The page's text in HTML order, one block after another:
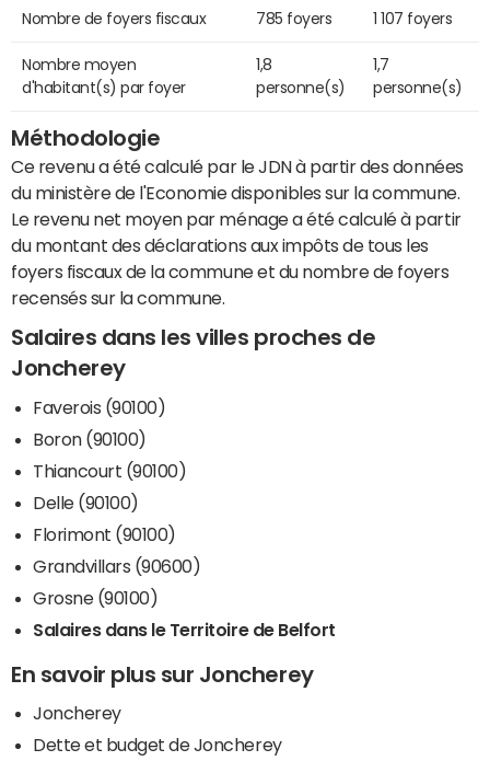
Nombre de foyers fiscaux 785 foyers 1 107 foyers
Nombre moyen
d'habitant(s) par foyer
1,8
personne(s)
1,7
personne(s)
Méthodologie
Ce revenu a été calculé par le JDN à partir des données
du ministère de l'Economie disponibles sur la commune.
Le revenu net moyen par ménage a été calculé à partir
du montant des déclarations aux impôts de tous les
foyers fiscaux de la commune et du nombre de foyers
recensés sur la commune.
Salaires dans les villes proches de
Joncherey
Faverois (90100)
Boron (90100)
Thiancourt (90100)
Delle (90100)
Florimont (90100)
Grandvillars (90600)
Grosne (90100)
Salaires dans le Territoire de Belfort
En savoir plus sur Joncherey
Joncherey
Dette et budget de Joncherey